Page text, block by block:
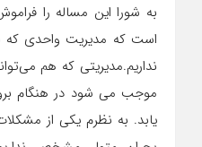
به شورا این مساله را
است که مدیریت واحدی که
نداریم.مدیریتی که هم
موجب می شود در هنگام
یابد. به نظرم یکی از